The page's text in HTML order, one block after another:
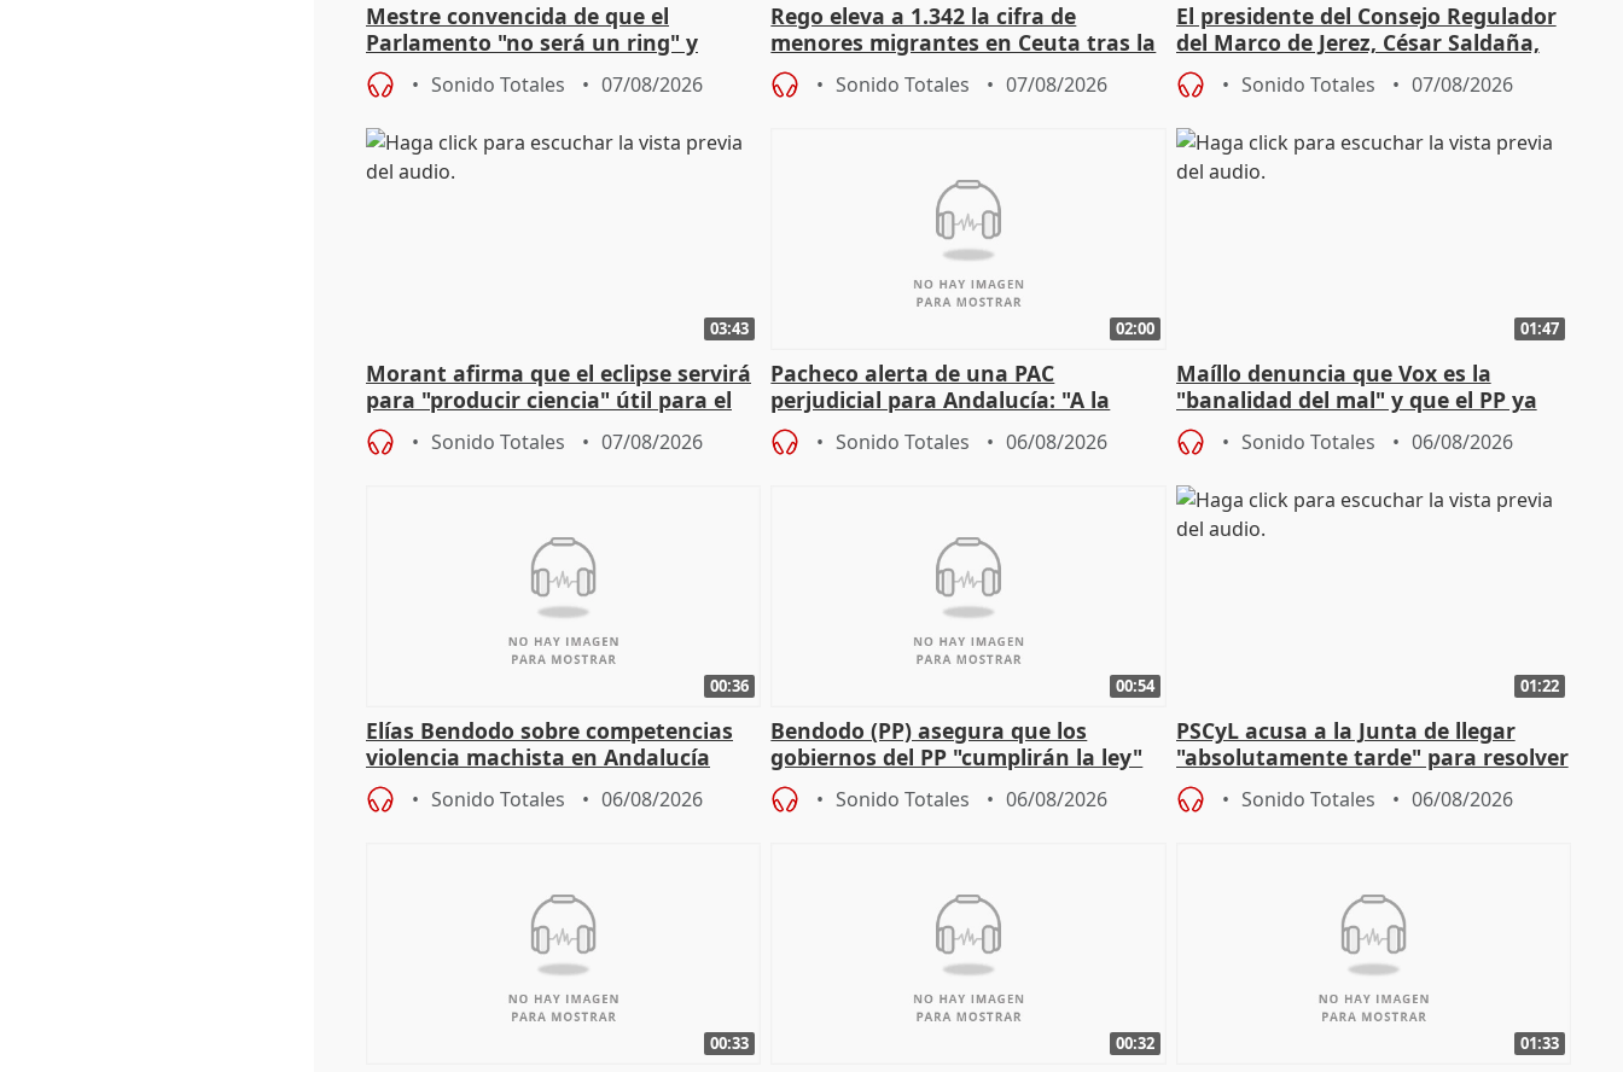
Mestre convencida de que el
Parlamento "no será un ring" y
defiende "estabilidad" del pacto con
Vox
Sonido Totales 07/08/2026
Rego eleva a 1.342 la cifra de
menores migrantes en Ceuta tras la
entrada masiva
Sonido Totales 07/08/2026
El presidente del Consejo Regulador
del Marco de Jerez, César Saldaña,
sobre exportaciones
Sonido Totales 07/08/2026
03:43
Morant afirma que el eclipse servirá
para "producir ciencia" útil para el
resto del mundo
Sonido Totales 07/08/2026
02:00
Pacheco alerta de una PAC
perjudicial para Andalucía: "A la
agricultura hay que protegerla"
Sonido Totales 06/08/2026
01:47
Maíllo denuncia que Vox es la
"banalidad del mal" y que el PP ya
asume todas sus tesis
Sonido Totales 06/08/2026
00:36
Elías Bendodo sobre competencias
violencia machista en Andalucía
Sonido Totales 06/08/2026
00:54
Bendodo (PP) asegura que los
gobiernos del PP "cumplirán la ley"
sobre los menores migrantes
Sonido Totales 06/08/2026
01:22
PSCyL acusa a la Junta de llegar
"absolutamente tarde" para resolver
problemas como Newcastle
Sonido Totales 06/08/2026
00:33 00:32 01:33